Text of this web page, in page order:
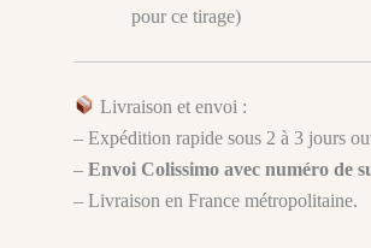
pour ce tirage)
Livraison et envoi :
– Expédition rapide sous 2 à 3 jours
– Envoi Colissimo avec numéro de
– Livraison en France métropolitaine.